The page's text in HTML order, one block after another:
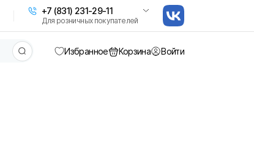
+7 (831) 231-29-11
Для розничных покупателей
Избранное Корзина Войти